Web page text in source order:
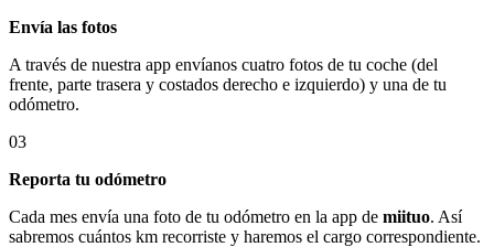
Envía las fotos
A través de nuestra app envíanos cuatro fotos de tu coche (del
frente, parte trasera y costados derecho e izquierdo) y una de tu
odómetro.
03
Reporta tu odómetro
Cada mes envía una foto de tu odómetro en la app de miituo. Así
sabremos cuántos km recorriste y haremos el cargo correspondiente.